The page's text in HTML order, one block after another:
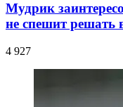
Мудрик
не спешит решать
4 927